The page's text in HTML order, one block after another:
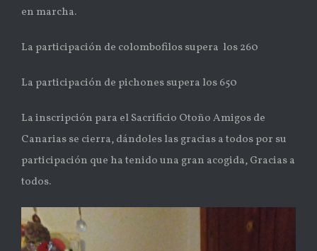
en marcha.
La participación de colombofilos supera los 260
La participación de pichones supera los 650
La inscripción para el Sacrificio Otoño Amigos de
Canarias se cierra, dándoles las gracias a todos por su
participación que ha tenido una gran acogida, Gracias a
todos.